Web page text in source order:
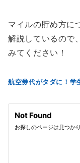
マイルの貯め方に
解説しているので
みてください！
航空券代がタダに！学